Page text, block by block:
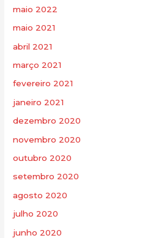
maio 2022
maio 2021
abril 2021
março 2021
fevereiro 2021
janeiro 2021
dezembro 2020
novembro 2020
outubro 2020
setembro 2020
agosto 2020
julho 2020
junho 2020